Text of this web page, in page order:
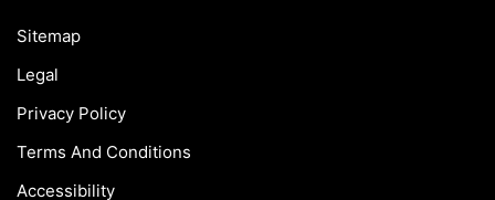
Sitemap
Legal
Privacy Policy
Terms And Conditions
Accessibility